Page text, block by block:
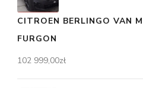
CITROEN BERLINGO VAN
FURGON
102 999,00zł